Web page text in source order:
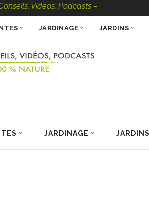
Vidéos, Podcasts – 100 % Nature
JARDINAGE JARDINS
JARDINAGE JARDINS